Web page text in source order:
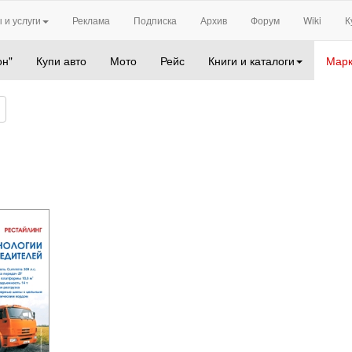
услуги Реклама Подписка Архив Форум Wiki
Купи авто Мото Рейс Книги и каталоги